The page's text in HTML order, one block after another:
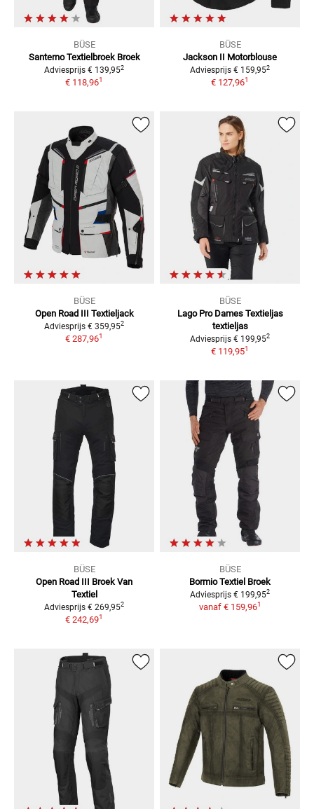
BÜSE
Santerno Textielbroek Broek
Adviesprijs € 139,952
€ 118,961
BÜSE
Jackson II Motorblouse
Adviesprijs € 159,952
€ 127,961
BÜSE
Open Road III Textieljack
Adviesprijs € 359,952
€ 287,961
BÜSE
Lago Pro Dames Textieljas
textieljas
Adviesprijs € 199,952
€ 119,951
BÜSE
Open Road III Broek Van
Textiel
Adviesprijs € 269,952
€ 242,691
BÜSE
Bormio Textiel Broek
Adviesprijs € 199,952
vanaf € 159,961